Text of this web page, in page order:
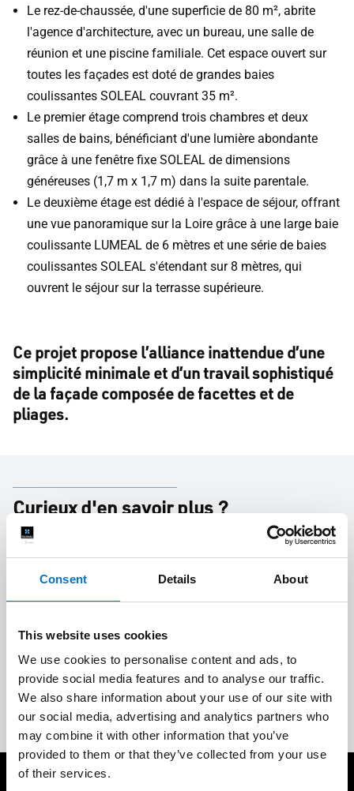
Consent Details About
This website uses cookies
We use cookies to personalise content and ads, to
provide social media features and to analyse our traffic.
We also share information about your use of our site with
our social media, advertising and analytics partners who
may combine it with other information that you’ve
provided to them or that they’ve collected from your use
of their services.
Le rez-de-chaussée, d'une superficie de 80 m², abrite
l'agence d'architecture, avec un bureau, une salle de
réunion et une piscine familiale. Cet espace ouvert sur
toutes les façades est doté de grandes baies
coulissantes SOLEAL couvrant 35 m².
Le premier étage comprend trois chambres et deux
salles de bains, bénéficiant d'une lumière abondante
grâce à une fenêtre fixe SOLEAL de dimensions
généreuses (1,7 m x 1,7 m) dans la suite parentale.
Le deuxième étage est dédié à l'espace de séjour, offrant
une vue panoramique sur la Loire grâce à une large baie
coulissante LUMEAL de 6 mètres et une série de baies
coulissantes SOLEAL s'étendant sur 8 mètres, qui
ouvrent le séjour sur la terrasse supérieure.
Ce projet propose l’alliance inattendue d’une
simplicité minimale et d’un travail sophistiqué
de la façade composée de facettes et de
pliages.
Curieux d'en savoir plus ?
Rénovation Construction Modernité Fenêtre
Design